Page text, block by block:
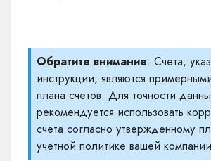
Обратите внимание: Счета,
инструкции, являются
плана счетов. Для точности
рекомендуется использовать
счета согласно утвержденному
учетной политике вашей